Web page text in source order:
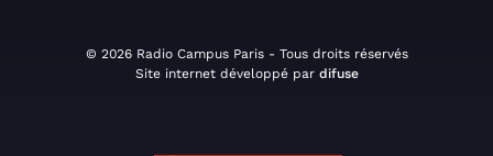
© 2026 Radio Campus Paris - Tous droits réservés
Site internet développé par difuse